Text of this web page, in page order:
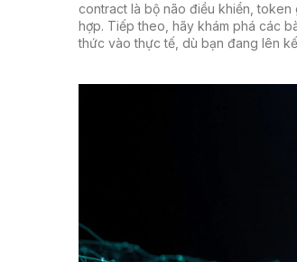
contract là bộ não điều khiển,
hợp. Tiếp theo, hãy khám phá các
thức vào thực tế, dù bạn đang lên